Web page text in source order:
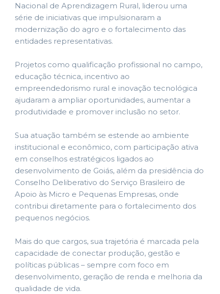
Nacional de Aprendizagem Rural, liderou uma
série de iniciativas que impulsionaram a
modernização do agro e o fortalecimento das
entidades representativas.
Projetos como qualificação profissional no campo,
educação técnica, incentivo ao
empreendedorismo rural e inovação tecnológica
ajudaram a ampliar oportunidades, aumentar a
produtividade e promover inclusão no setor.
Sua atuação também se estende ao ambiente
institucional e econômico, com participação ativa
em conselhos estratégicos ligados ao
desenvolvimento de Goiás, além da presidência do
Conselho Deliberativo do Serviço Brasileiro de
Apoio às Micro e Pequenas Empresas, onde
contribui diretamente para o fortalecimento dos
pequenos negócios.
Mais do que cargos, sua trajetória é marcada pela
capacidade de conectar produção, gestão e
políticas públicas – sempre com foco em
desenvolvimento, geração de renda e melhoria da
qualidade de vida.